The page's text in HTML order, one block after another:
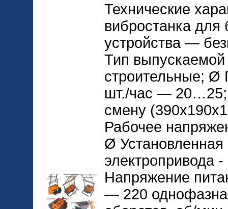
Технические
вибростанка
устройства —
Тип
строительные; Ø
шт./час — 20…25;
смену
Рабочее
Ø
электропривода
Напряжение
— 220